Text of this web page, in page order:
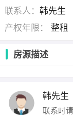
联系人：韩先生
产权年限：
整租
房源描述
韩先生
联系时